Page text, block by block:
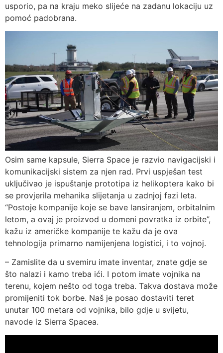
usporio, pa na kraju meko slijeće na zadanu lokaciju uz
pomoć padobrana.
Osim same kapsule, Sierra Space je razvio navigacijski i
komunikacijski sistem za njen rad. Prvi uspješan test
uključivao je ispuštanje prototipa iz helikoptera kako bi
se provjerila mehanika slijetanja u zadnjoj fazi leta.
“Postoje kompanije koje se bave lansiranjem, orbitalnim
letom, a ovaj je proizvod u domeni povratka iz orbite”,
kažu iz američke kompanije te kažu da je ova
tehnologija primarno namijenjena logistici, i to vojnoj.
– Zamislite da u svemiru imate inventar, znate gdje se
što nalazi i kamo treba ići. I potom imate vojnika na
terenu, kojem nešto od toga treba. Takva dostava može
promijeniti tok borbe. Naš je posao dostaviti teret
unutar 100 metara od vojnika, bilo gdje u svijetu,
navode iz Sierra Spacea.